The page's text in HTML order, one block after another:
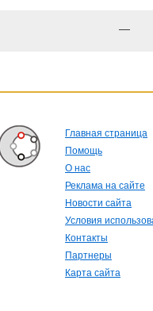
—
Главная страница
Помощь
О нас
Реклама на сайте
Новости сайта
Условия
Контакты
Партнеры
Карта сайта